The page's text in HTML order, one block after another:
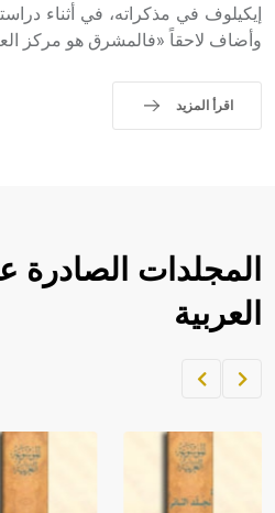
إيكيلوف في مذكراته، في أثناء
وأضاف لاحقاً «فالمشرق هو مركز
اقرأ المزيد
المجلدات
العربية